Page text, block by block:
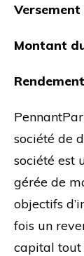
Montant
société de
société est
gérée de
objectifs
fois un
capital tout